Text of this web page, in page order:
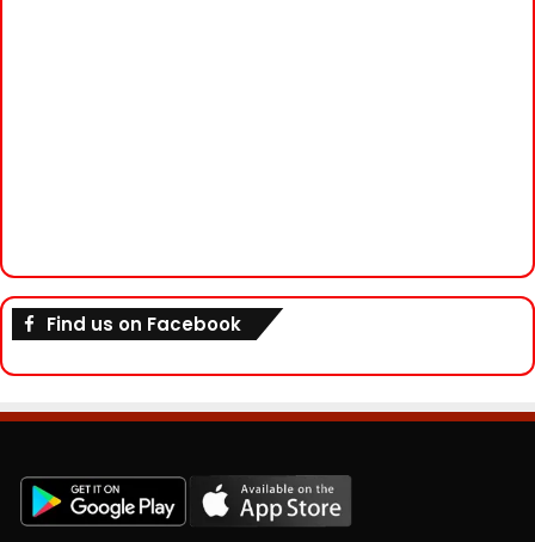
Find us on Facebook